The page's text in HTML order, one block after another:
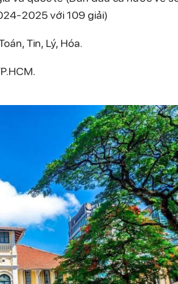
2025 với 109 giải)
Tin, Lý, Hóa.